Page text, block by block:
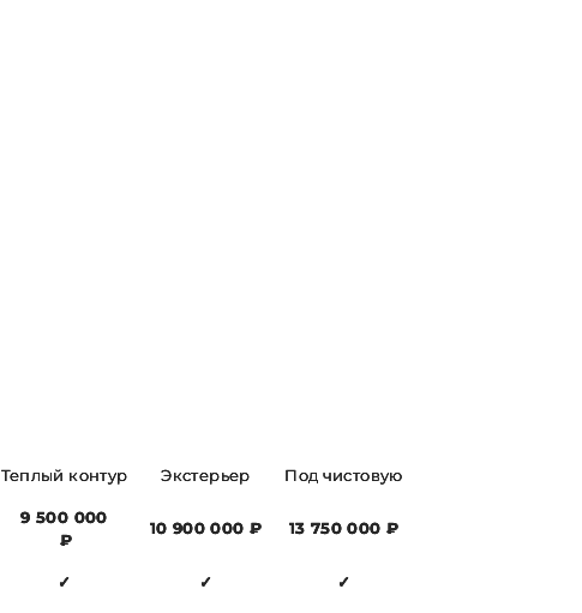
Теплый контур Экстерьер Под чистовую
9 500 000
₽
10 900 000 ₽ 13 750 000 ₽
✓ ✓ ✓